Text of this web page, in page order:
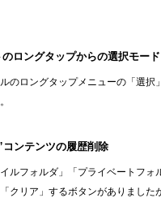
のロングタップからの選択モード
のロングタップメニューの「選
コンテンツの履歴削除
イルフォルダ」「プライベートフ
クリア」するボタンがありました